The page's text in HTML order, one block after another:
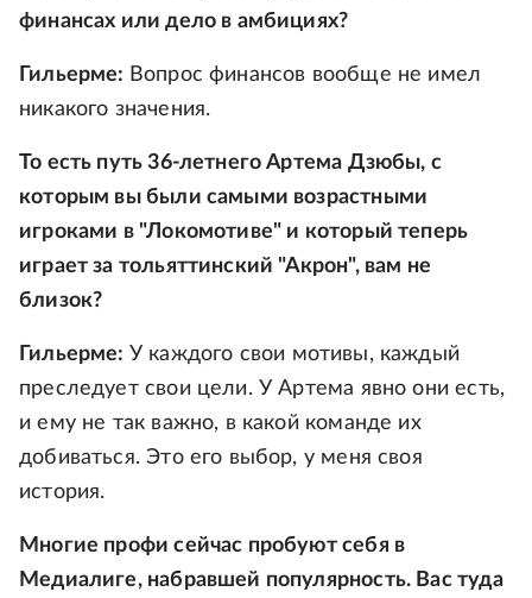
финансах или дело в амбициях?
Гильерме: Вопрос финансов вообще не имел
никакого значения.
То есть путь 36-летнего Артема Дзюбы, с
которым вы были самыми возрастными
игроками в "Локомотиве" и который теперь
играет за тольяттинский "Акрон", вам не
близок?
Гильерме: У каждого свои мотивы, каждый
преследует свои цели. У Артема явно они есть,
и ему не так важно, в какой команде их
добиваться. Это его выбор, у меня своя
история.
Многие профи сейчас пробуют себя в
Медиалиге, набравшей популярность. Вас туда